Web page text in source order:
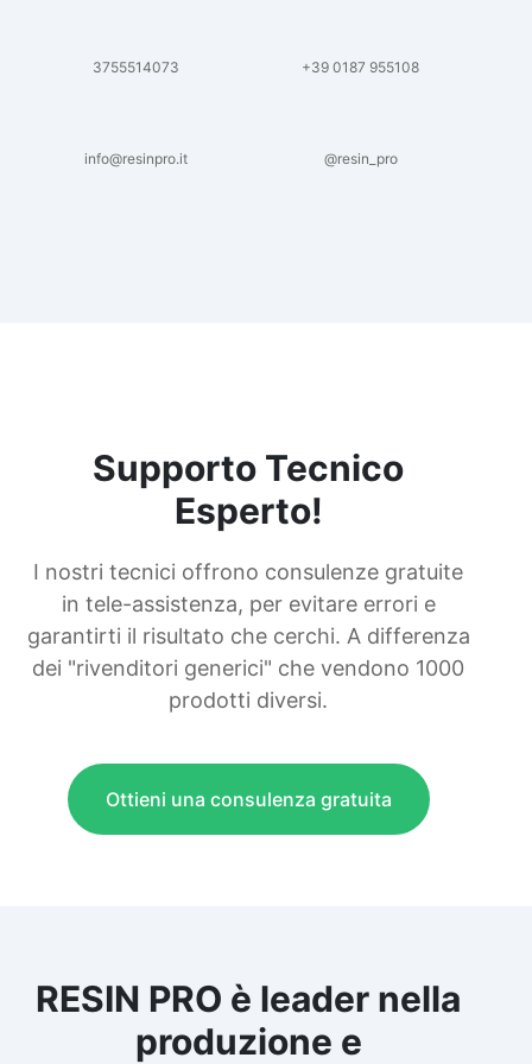
toute utilisation industrielle ou
3755514073 +39 0187 955108
info@resinpro.it @resin_pro
Supporto Tecnico
Esperto!
I nostri tecnici offrono consulenze gratuite
in tele-assistenza, per evitare errori e
garantirti il risultato che cerchi. A differenza
dei "rivenditori generici" che vendono 1000
prodotti diversi.
Ottieni una consulenza gratuita
RESIN PRO è leader nella
produzione e